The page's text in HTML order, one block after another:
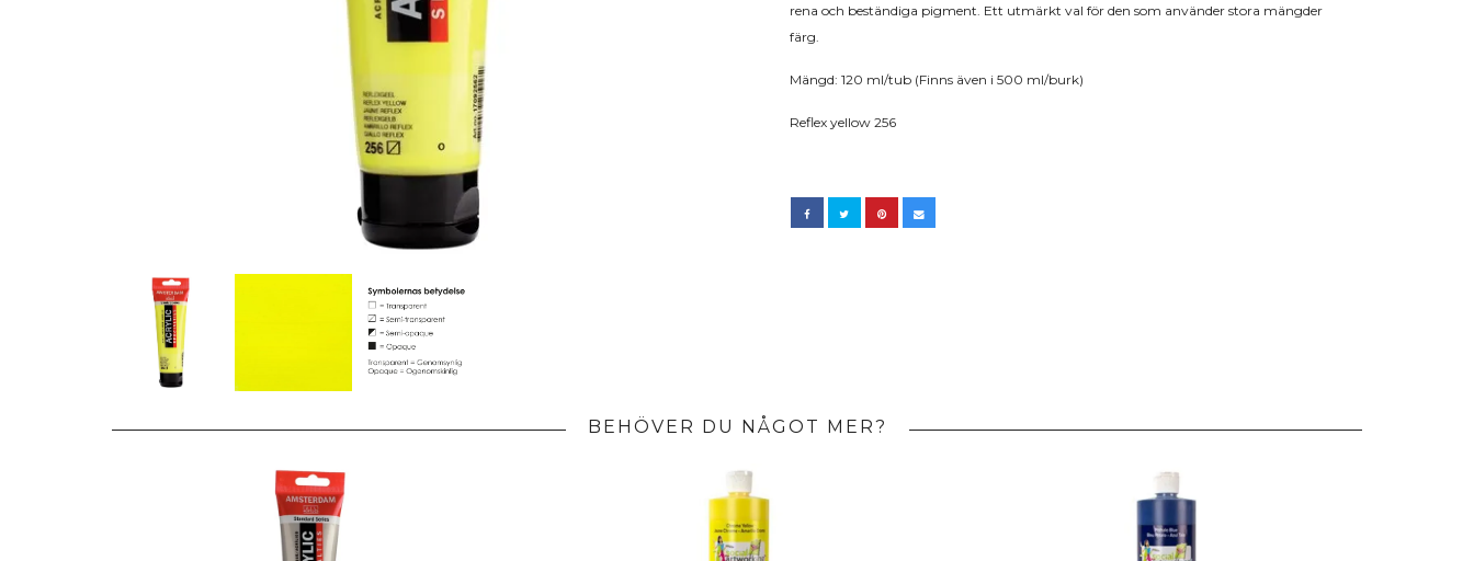
rena och beständiga pigment. Ett utmärkt val för den som använder stora mängder
färg.
Mängd: 120 ml/tub (Finns även i 500 ml/burk)
Reflex yellow 256
BEHÖVER DU NÅGOT MER?